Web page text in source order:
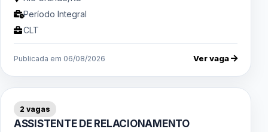
Período Integral
CLT
Publicada em 06/08/2026 Ver vaga
2 vagas
ASSISTENTE DE RELACIONAMENTO